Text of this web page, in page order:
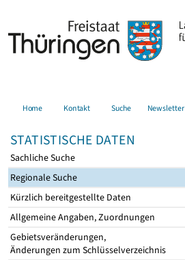
Home Kontakt Suche Newsletter
STATISTISCHE DATEN
Sachliche Suche
Regionale Suche
Kürzlich bereitgestellte Daten
Allgemeine Angaben, Zuordnungen
Gebietsveränderungen,
Änderungen zum Schlüsselverzeichnis